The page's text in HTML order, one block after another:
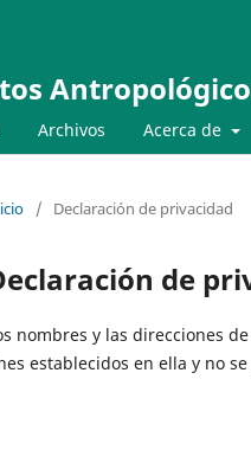
Archivos Acerca de
/ Declaración de privacidad
de
nombres y las direcciones
establecidos en ella y no